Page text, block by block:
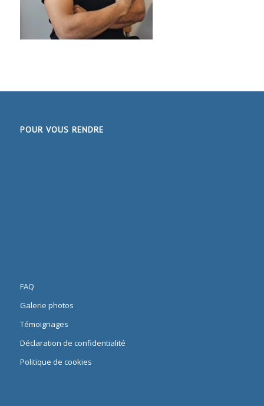
POUR VOUS RENDRE
FAQ
Galerie photos
Témoignages
Déclaration de confidentialité
Politique de cookies